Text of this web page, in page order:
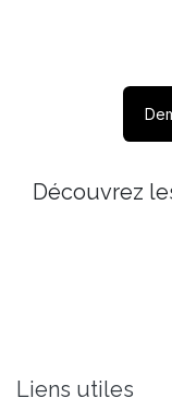
Découvrez
Liens utiles